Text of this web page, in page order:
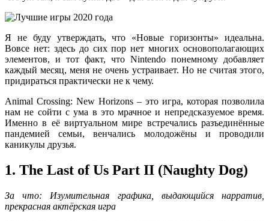
Я не буду утверждать, что «Новые горизонты» идеальна.
Вовсе нет: здесь до сих пор нет многих основополагающих
элементов, и тот факт, что Nintendo понемному добавляет
каждый месяц, меня не очень устраивает. Но не считая этого,
придираться практически не к чему.
Animal Crossing: New Horizons – это игра, которая позволила
нам не сойти с ума в это мрачное и непредсказуемое время.
Именно в её виртуальном мире встречались разъединённые
пандемией семьи, венчались молодожёны и проводили
каникулы друзья.
1. The Last of Us Part II (Naughty Dog)
За что: Изумительная графика, выдающийся нарратив,
прекрасная актёрская игра